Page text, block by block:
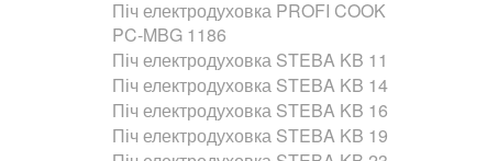
Піч електродуховка PROFI COOK
PC-MBG 1186
Піч електродуховка STEBA KB 11
Піч електродуховка STEBA KB 14
Піч електродуховка STEBA KB 16
Піч електродуховка STEBA KB 19